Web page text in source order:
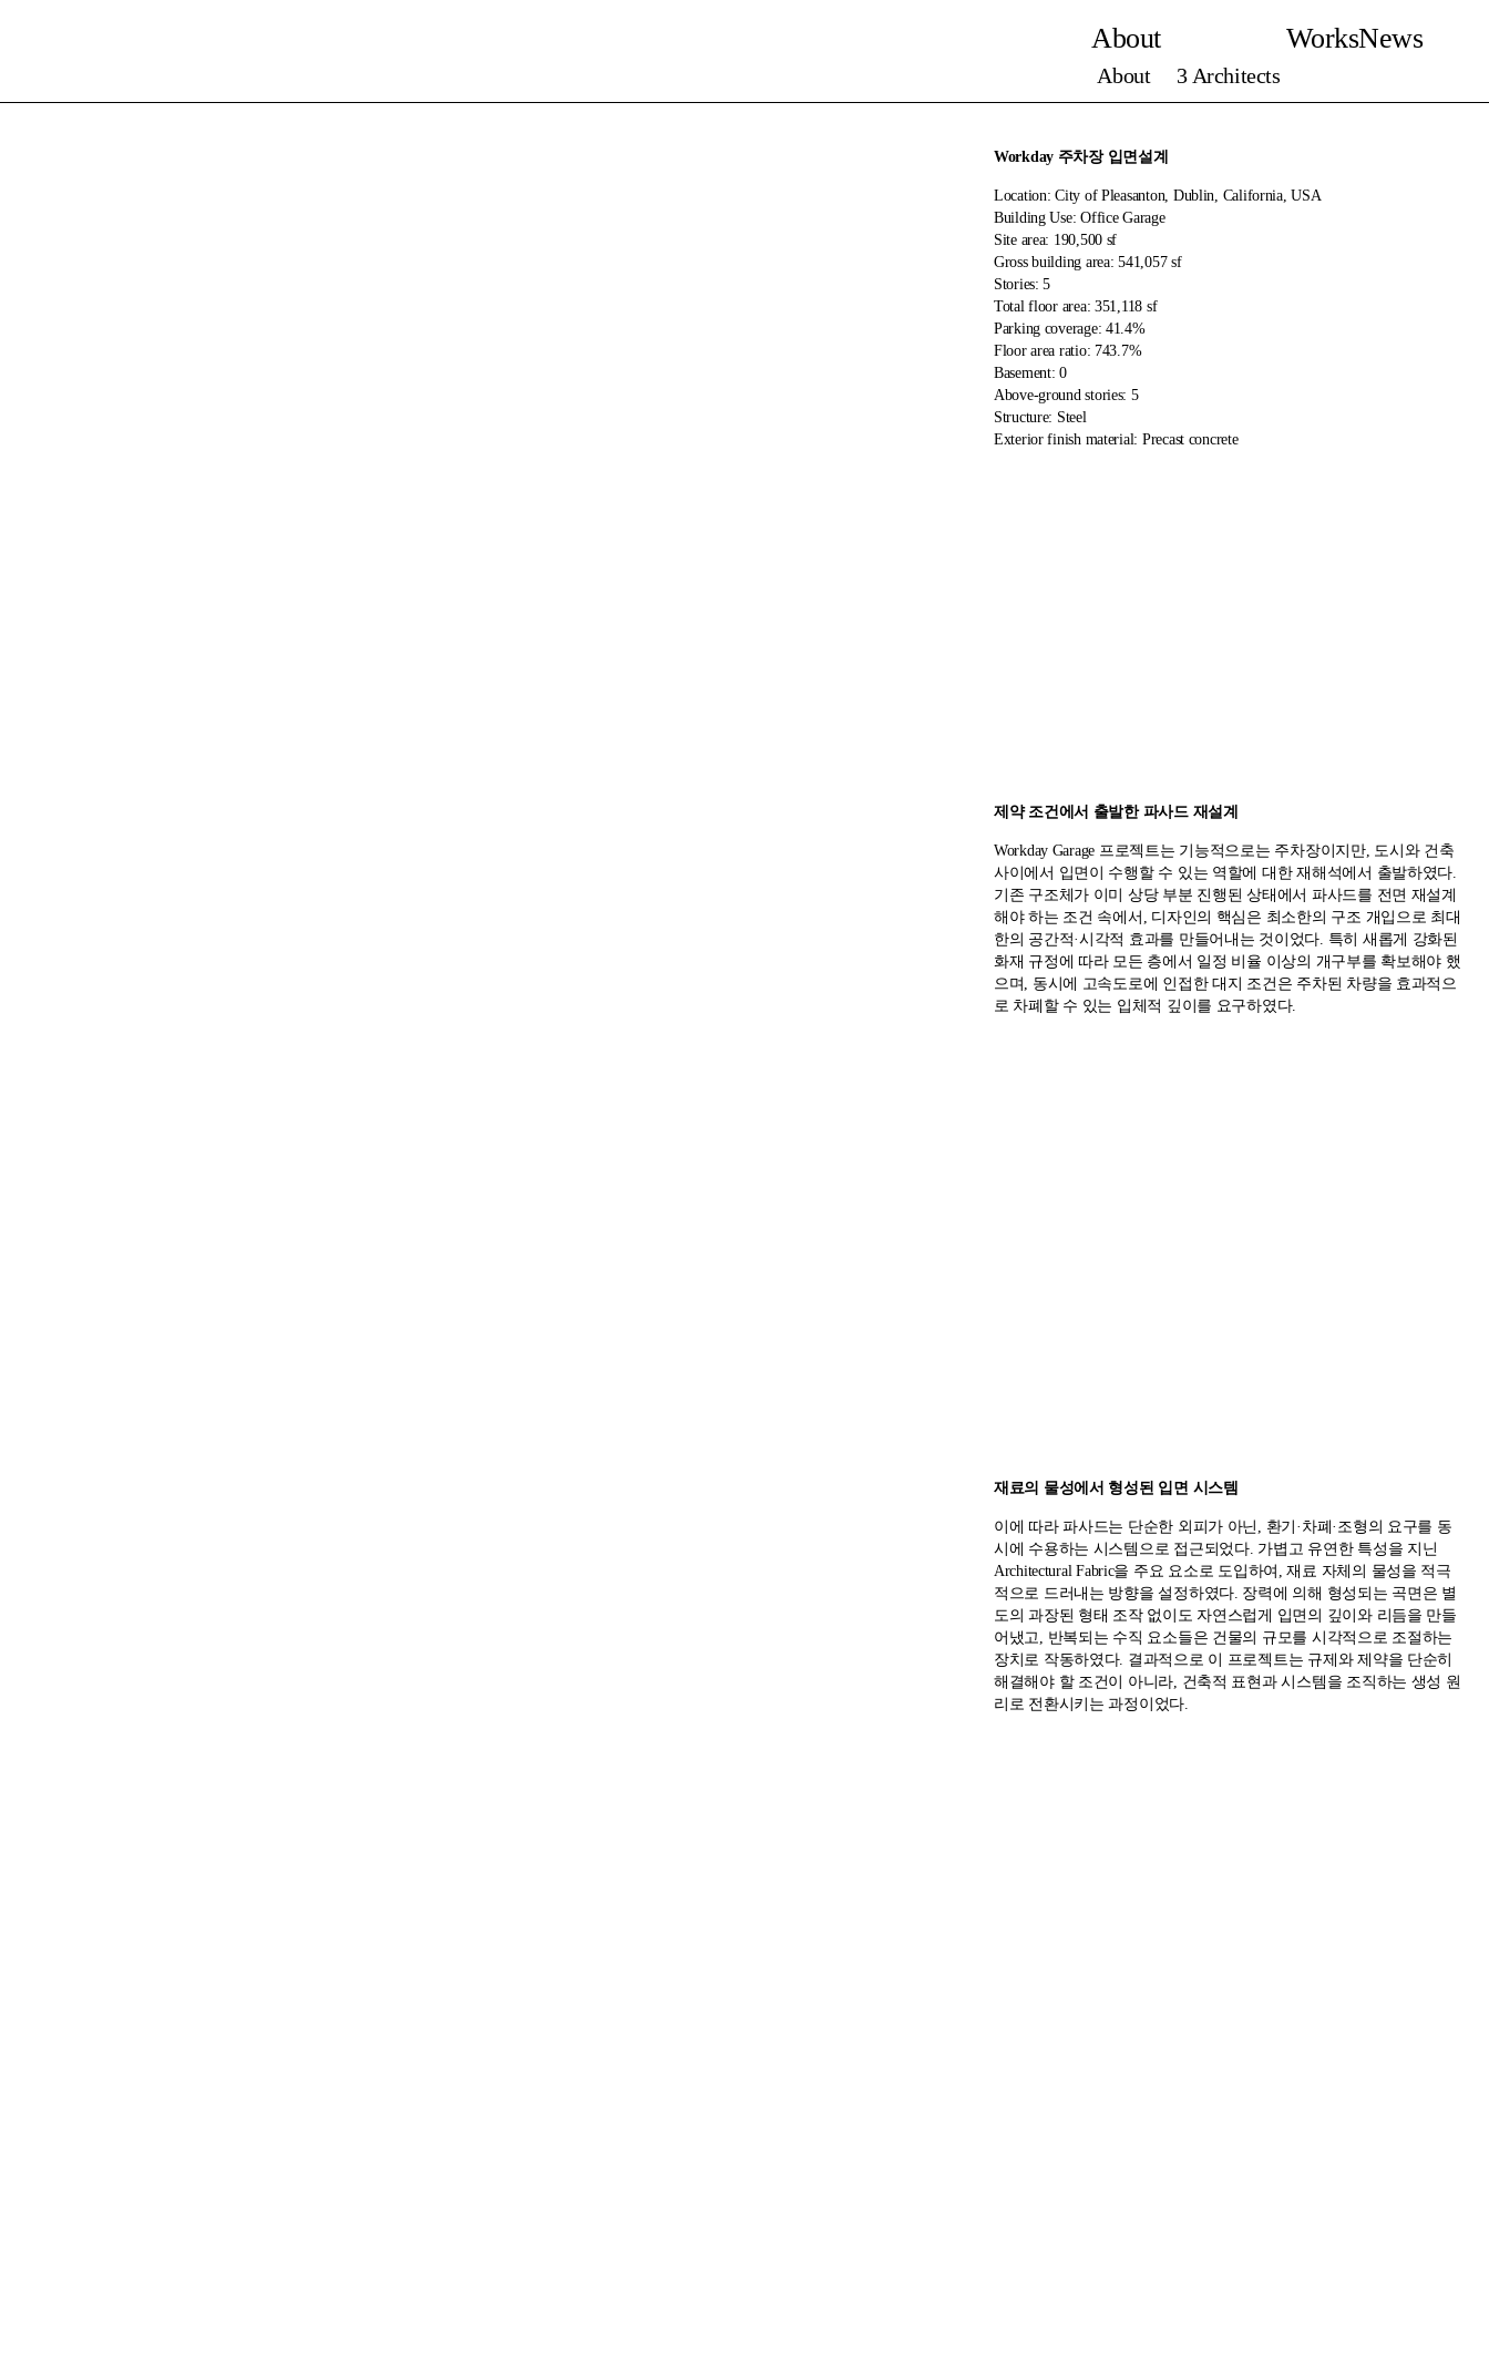
About
About 3 Architects
WorksNews
Workday 주차장 입면설계
Location: City of Pleasanton, Dublin, California, USA
Building Use: Office Garage
Site area: 190,500 sf
Gross building area: 541,057 sf
Stories: 5
Total floor area: 351,118 sf
Parking coverage: 41.4%
Floor area ratio: 743.7%
Basement: 0
Above-ground stories: 5
Structure: Steel
Exterior finish material: Precast concrete
제약 조건에서 출발한 파사드 재설계
Workday Garage 프로젝트는 기능적으로는 주차장이지만, 도시와 건축
사이에서 입면이 수행할 수 있는 역할에 대한 재해석에서 출발하였다.
기존 구조체가 이미 상당 부분 진행된 상태에서 파사드를 전면 재설계
해야 하는 조건 속에서, 디자인의 핵심은 최소한의 구조 개입으로 최대
한의 공간적·시각적 효과를 만들어내는 것이었다. 특히 새롭게 강화된
화재 규정에 따라 모든 층에서 일정 비율 이상의 개구부를 확보해야 했
으며, 동시에 고속도로에 인접한 대지 조건은 주차된 차량을 효과적으
로 차폐할 수 있는 입체적 깊이를 요구하였다.
재료의 물성에서 형성된 입면 시스템
이에 따라 파사드는 단순한 외피가 아닌, 환기·차폐·조형의 요구를 동
시에 수용하는 시스템으로 접근되었다. 가볍고 유연한 특성을 지닌
Architectural Fabric을 주요 요소로 도입하여, 재료 자체의 물성을 적극
적으로 드러내는 방향을 설정하였다. 장력에 의해 형성되는 곡면은 별
도의 과장된 형태 조작 없이도 자연스럽게 입면의 깊이와 리듬을 만들
어냈고, 반복되는 수직 요소들은 건물의 규모를 시각적으로 조절하는
장치로 작동하였다. 결과적으로 이 프로젝트는 규제와 제약을 단순히
해결해야 할 조건이 아니라, 건축적 표현과 시스템을 조직하는 생성 원
리로 전환시키는 과정이었다.